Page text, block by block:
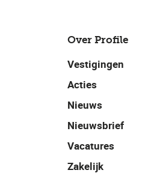
Over Profile
Vestigingen
Acties
Nieuws
Nieuwsbrief
Vacatures
Zakelijk